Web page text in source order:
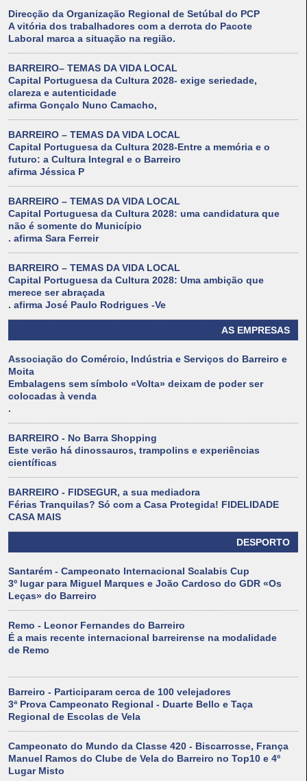
Direcção da Organização Regional de Setúbal do PCP
A vitória dos trabalhadores com a derrota do Pacote
Laboral marca a situação na região.
BARREIRO– TEMAS DA VIDA LOCAL
Capital Portuguesa da Cultura 2028- exige seriedade,
clareza e autenticidade
afirma Gonçalo Nuno Camacho,
BARREIRO – TEMAS DA VIDA LOCAL
Capital Portuguesa da Cultura 2028-Entre a memória e o
futuro: a Cultura Integral e o Barreiro
afirma Jéssica P
BARREIRO – TEMAS DA VIDA LOCAL
Capital Portuguesa da Cultura 2028: uma candidatura que
não é somente do Município
. afirma Sara Ferreir
BARREIRO – TEMAS DA VIDA LOCAL
Capital Portuguesa da Cultura 2028: Uma ambição que
merece ser abraçada
. afirma José Paulo Rodrigues -Ve
AS EMPRESAS
Associação do Comércio, Indústria e Serviços do Barreiro e
Moita
Embalagens sem símbolo «Volta» deixam de poder ser
colocadas à venda
.
BARREIRO - No Barra Shopping
Este verão há dinossauros, trampolins e experiências
científicas
BARREIRO - FIDSEGUR, a sua mediadora
Férias Tranquilas? Só com a Casa Protegida! FIDELIDADE
CASA MAIS
DESPORTO
Santarém - Campeonato Internacional Scalabis Cup
3º lugar para Miguel Marques e João Cardoso do GDR «Os
Leças» do Barreiro
Remo - Leonor Fernandes do Barreiro
É a mais recente internacional barreirense na modalidade
de Remo
Barreiro - Participaram cerca de 100 velejadores
3ª Prova Campeonato Regional - Duarte Bello e Taça
Regional de Escolas de Vela
Campeonato do Mundo da Classe 420 - Biscarrosse, França
Manuel Ramos do Clube de Vela do Barreiro no Top10 e 4º
Lugar Misto